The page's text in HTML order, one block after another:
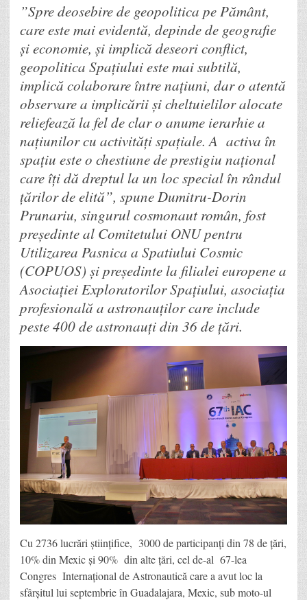
”Spre deosebire de geopolitica pe Pământ,
care este mai evidentă, depinde de geografie
și economie, și implică deseori conflict,
geopolitica Spațiului este mai subtilă,
implică colaborare între națiuni, dar o atentă
observare a implicării și cheltuielilor alocate
reliefează la fel de clar o anume ierarhie a
națiunilor cu activități spațiale. A activa în
spațiu este o chestiune de prestigiu național
care îți dă dreptul la un loc special în rândul
țărilor de elită”, spune Dumitru-Dorin
Prunariu, singurul cosmonaut român, fost
președinte al Comitetului ONU pentru
Utilizarea Pasnica a Spatiului Cosmic
(COPUOS) și președinte la filialei europene a
Asociației Exploratorilor Spațiului, asociația
profesională a astronauților care include
peste 400 de astronauți din 36 de țări.
Cu 2736 lucrări științifice, 3000 de participanți din 78 de țări,
10% din Mexic și 90% din alte țări, cel de-al 67-lea
Congres Internațional de Astronautică care a avut loc la
sfârșitul lui septembrie în Guadalajara, Mexic, sub moto-ul